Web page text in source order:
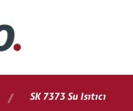
/ SK 7373 Su Isıtıcı